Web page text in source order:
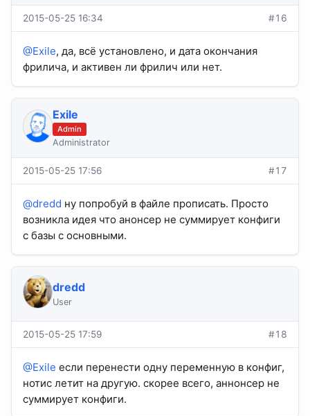
2015-05-25 16:34 #16
@Exile, да, всё установлено, и дата окончания
фрилича, и активен ли фрилич или нет.
Exile
Admin
Administrator
2015-05-25 17:56 #17
@dredd ну попробуй в файле прописать. Просто
возникла идея что анонсер не суммирует конфиги
с базы с основными.
dredd
User
2015-05-25 17:59 #18
@Exile если перенести одну переменную в конфиг,
нотис летит на другую. скорее всего, аннонсер не
суммирует конфиги.